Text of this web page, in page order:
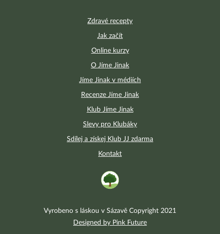
Zdravé recepty
Jak začít
Online kurzy
O Jíme Jinak
Jíme Jinak v médiích
Recenze Jíme Jinak
Klub Jíme Jinak
Slevy pro Klubáky
Sdílej a získej Klub JJ zdarma
Kontakt
Vyrobeno s láskou v Sázavě Copyright 2021
Designed by Pink Future